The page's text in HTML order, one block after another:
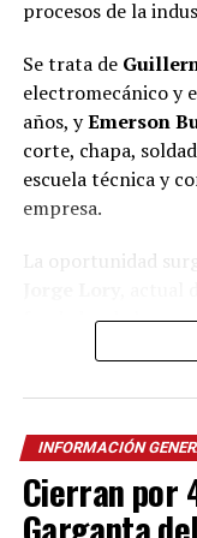
procesos de la
Se trata de
electromecánico y
años, yEmerson
corte, chapa,
escuela técnica y
empresa.
La oportunidad
fundador de la
Una
Agritechnica
Lory relató que el
INFORMACIÓN
Cierran por